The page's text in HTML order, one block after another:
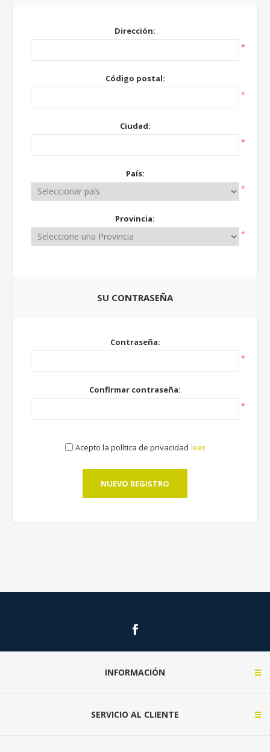
Dirección:
*
Código postal:
*
Ciudad:
*
País:
*
Provincia:
*
SU CONTRASEÑA
Contraseña:
*
Confirmar contraseña:
*
Acepto la política de privacidad leer
NUEVO REGISTRO
INFORMACIÓN
SERVICIO AL CLIENTE